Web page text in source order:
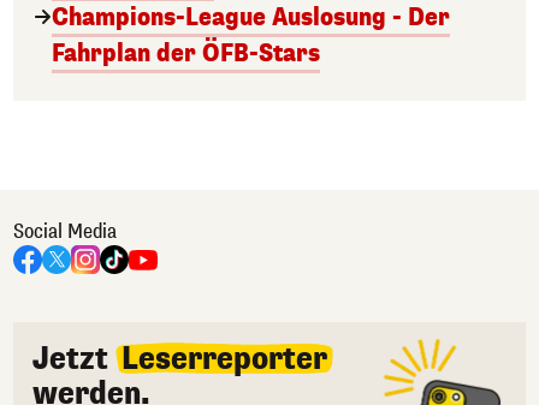
Champions-League Auslosung - Der
Fahrplan der ÖFB-Stars
Social Media
Jetzt Leserreporter
werden.